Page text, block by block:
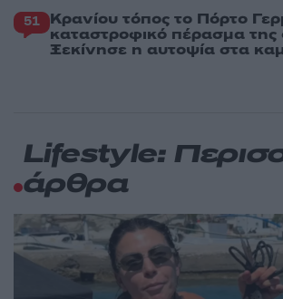
51 Κρανίου τόπος το Πόρτο
καταστροφικό πέρασμα της
Ξεκίνησε η αυτοψία στα
Lifestyle:
άρθρα